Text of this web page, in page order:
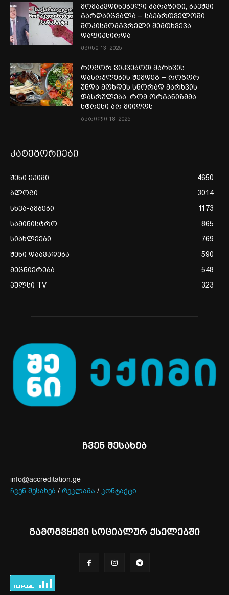
მომაკვდინებელი პარაზიტი, ბავშვი
გარდაიცვალა – საქართველოში
შოკისმომგვრელი შემთხვევა
დაფიქსირდა
მაისი 13, 2025
როგორ ვიკვებოთ მარხვის
დასრულების შემდეგ – როგორ
უნდა მოხდეს სწორად მარხვის
დასრულება, რომ ორგანიზმმა
სტრესი არ მიიღოს
აპრილი 18, 2025
კატეგორიები
შენი ექიმი
4650
ბლოგი
3014
სხვა-ამბები
1173
სამინისტრო
865
სიახლეები
769
შენი დაავადება
590
მეცნიერება
548
პულსი TV
323
ჩვენ შესახებ
info@accreditation.ge
ჩვენ შესახებ / რეკლამა / კონტაქტი
გამოგვყევი სოციალურ ქსელებში